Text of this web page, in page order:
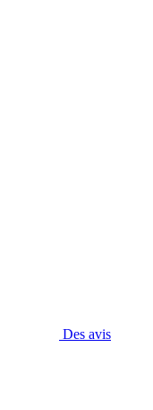
Des avis